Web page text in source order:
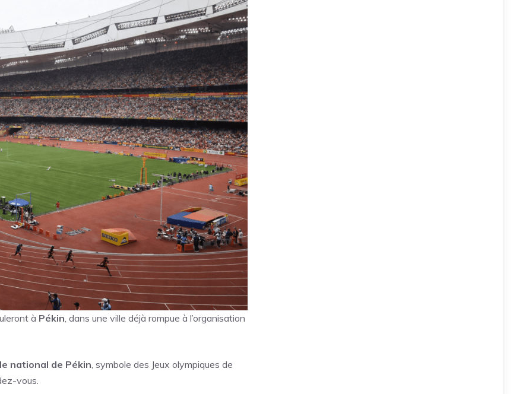
à Pékin , dans une ville déjà rompue à l’organisation
national de Pékin , symbole des Jeux olympiques de
vous.